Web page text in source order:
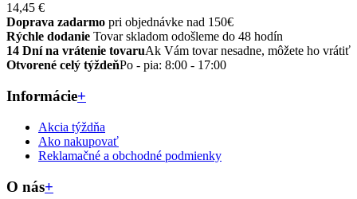
14,45 €
Doprava zadarmo pri objednávke nad 150€
Rýchle dodanie Tovar skladom odošleme do 48 hodín
14 Dní na vrátenie tovaruAk Vám tovar nesadne, môžete ho vrátiť
Otvorené celý týždeňPo - pia: 8:00 - 17:00
Informácie+
Akcia týždňa
Ako nakupovať
Reklamačné a obchodné podmienky
O nás+